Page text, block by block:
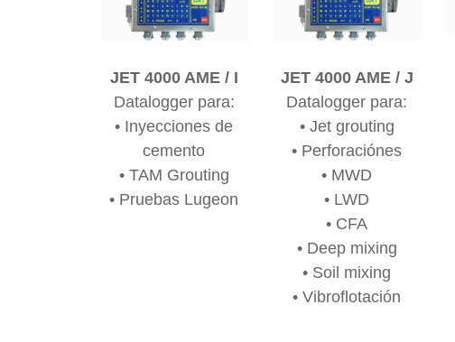
JET 4000 AME / I
Datalogger para:
• Inyecciones de
cemento
• TAM Grouting
• Pruebas Lugeon
JET 4000 AME / J
Datalogger para:
• Jet grouting
• Perforaciónes
• MWD
• LWD
• CFA
• Deep mixing
• Soil mixing
• Vibroflotación